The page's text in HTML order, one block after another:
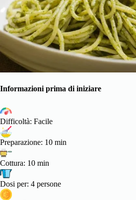
Informazioni prima di iniziare
Difficoltà: Facile
Preparazione: 10 min
Cottura: 10 min
Dosi per: 4 persone